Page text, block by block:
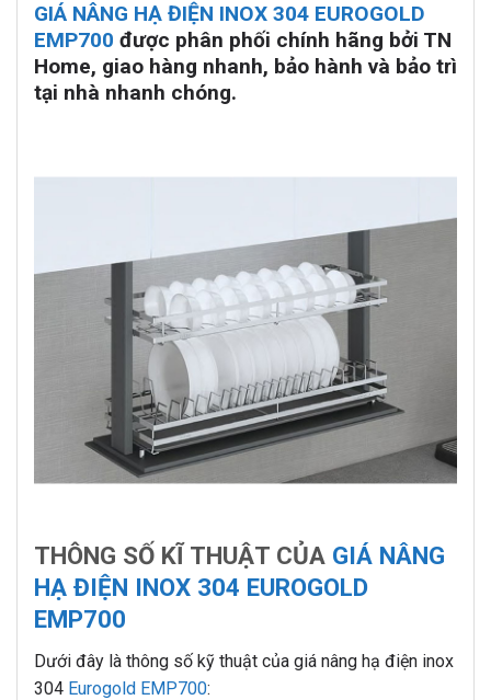
GIÁ NÂNG HẠ ĐIỆN INOX 304 EUROGOLD
EMP700 được phân phối chính hãng bởi TN
Home, giao hàng nhanh, bảo hành và bảo trì
tại nhà nhanh chóng.
THÔNG SỐ KĨ THUẬT CỦA GIÁ NÂNG
HẠ ĐIỆN INOX 304 EUROGOLD
EMP700
Dưới đây là thông số kỹ thuật của giá nâng hạ điện inox
304 Eurogold EMP700: